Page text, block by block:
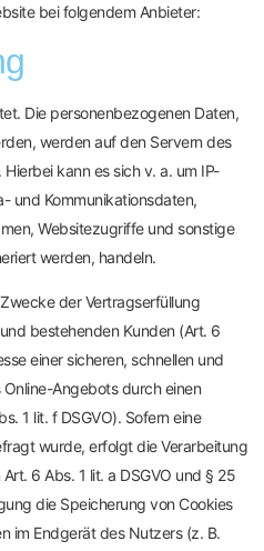
bei folgendem Anbieter:
Die personenbezogenen Daten,
werden auf den Servern des
kann es sich v. a. um IP-
und Kommunikationsdaten,
Websitezugriffe und sonstige
werden, handeln.
der Vertragserfüllung
bestehenden Kunden (Art. 6
einer sicheren, schnellen und
Angebots durch einen
1 lit. f DSGVO). Sofern eine
wurde, erfolgt die Verarbeitung
6 Abs. 1 lit. a DSGVO und § 25
die Speicherung von Cookies
im Endgerät des Nutzers (z. B.